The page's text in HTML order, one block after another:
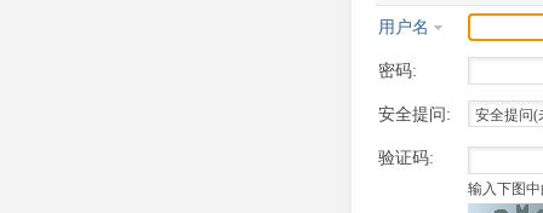
用户名
密码:
安全提问:
验证码:
输入下图